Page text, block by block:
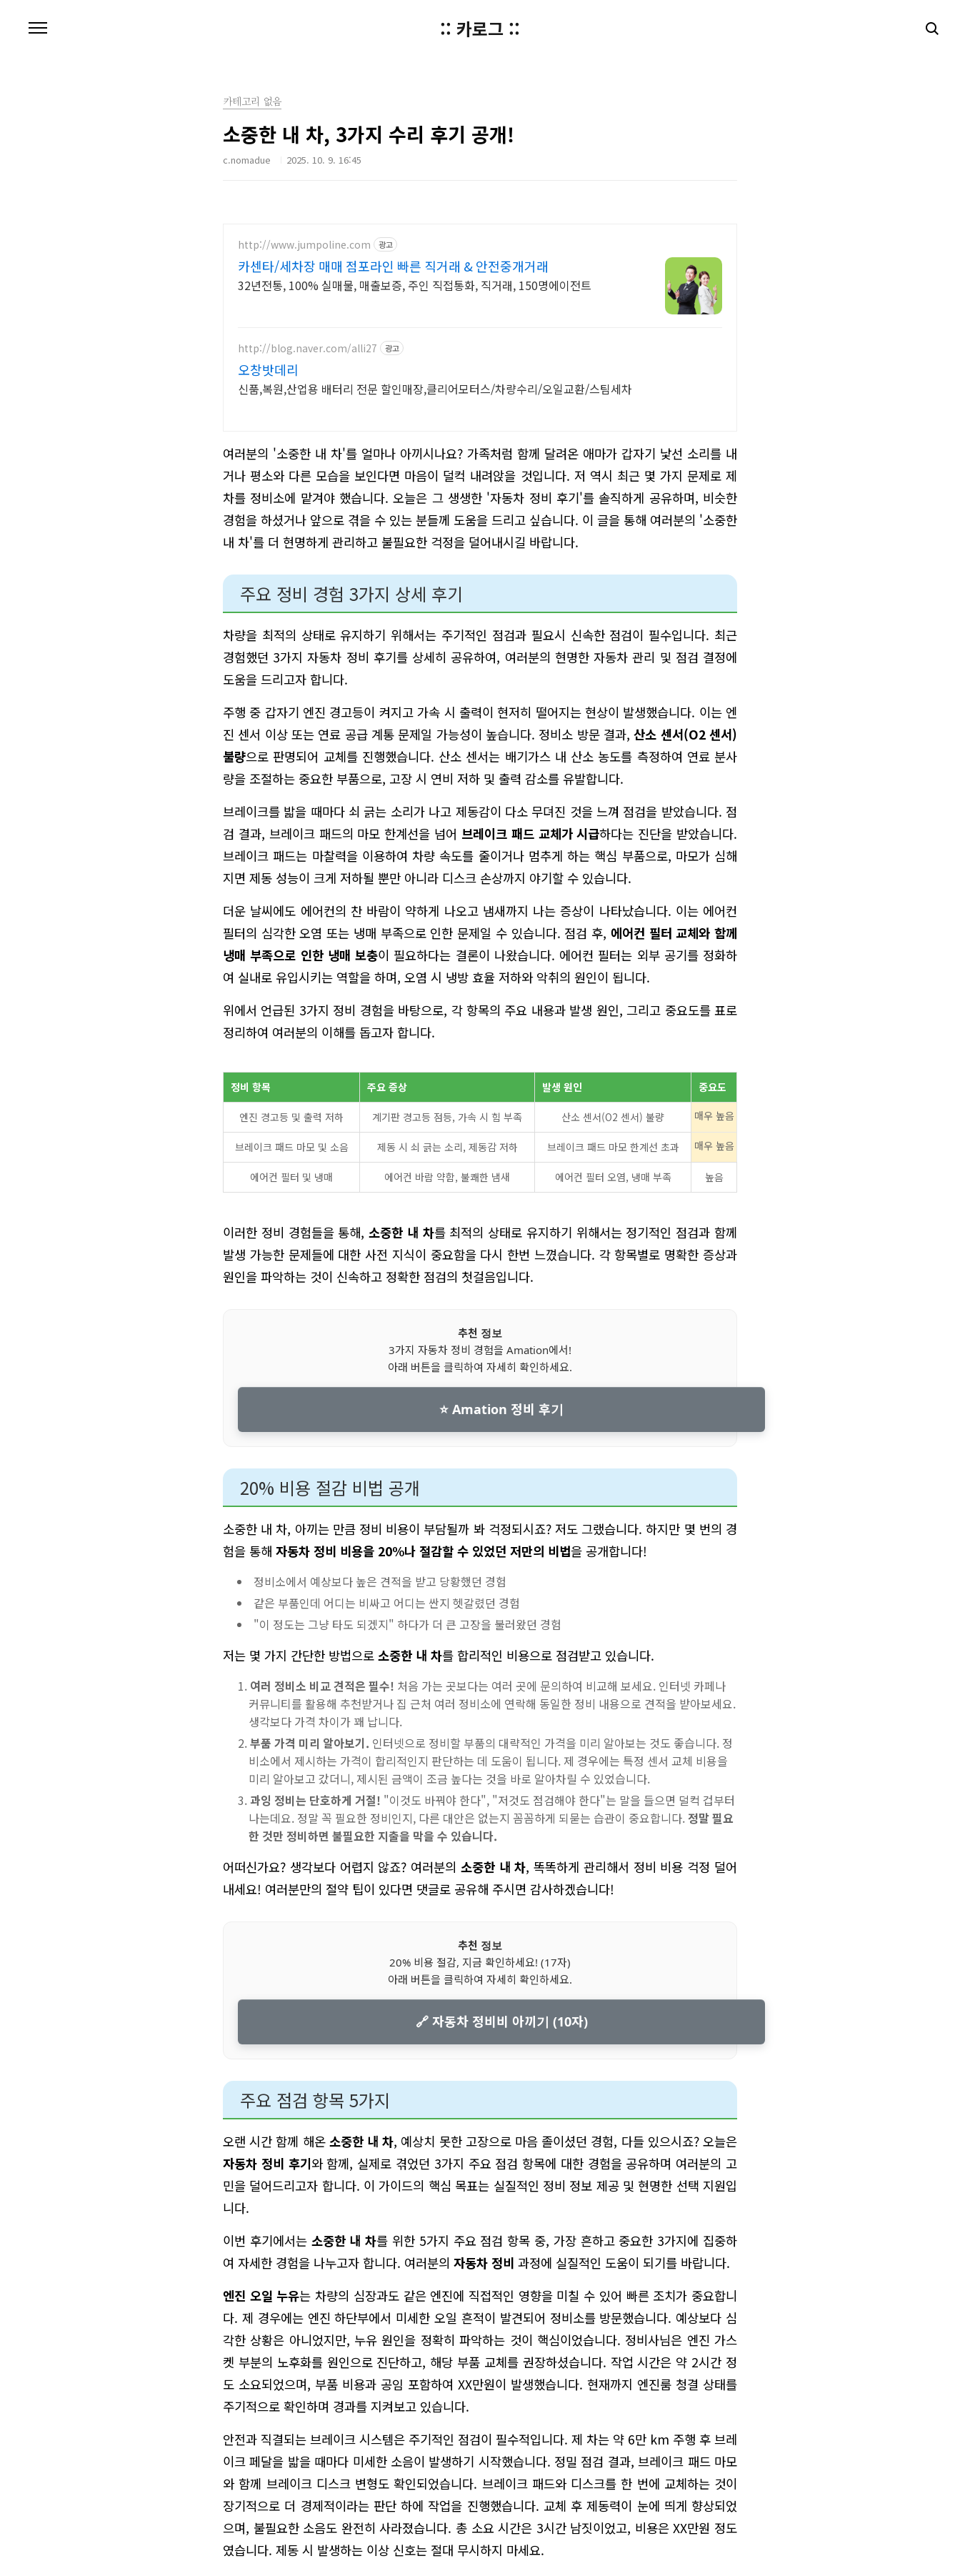
:: 카로그 ::
카테고리 없음
소중한 내 차, 3가지 수리 후기 공개!
c.nomadue 2025. 10. 9. 16:45
http://www.jumpoline.com 광고
카센타/세차장 매매 점포라인 빠른 직거래 & 안전중개거래
32년전통, 100% 실매물, 매출보증, 주인 직접통화, 직거래, 150명에이전트
http://blog.naver.com/alli27 광고
오창밧데리
신품,복원,산업용 배터리 전문 할인매장,클리어모터스/차량수리/오일교환/스팀세차
여러분의 '소중한 내 차'를 얼마나 아끼시나요? 가족처럼 함께 달려온 애마가 갑자기 낯선 소리를 내
거나 평소와 다른 모습을 보인다면 마음이 덜컥 내려앉을 것입니다. 저 역시 최근 몇 가지 문제로 제
차를 정비소에 맡겨야 했습니다. 오늘은 그 생생한 '자동차 정비 후기'를 솔직하게 공유하며, 비슷한
경험을 하셨거나 앞으로 겪을 수 있는 분들께 도움을 드리고 싶습니다. 이 글을 통해 여러분의 '소중한
내 차'를 더 현명하게 관리하고 불필요한 걱정을 덜어내시길 바랍니다.
주요 정비 경험 3가지 상세 후기
차량을 최적의 상태로 유지하기 위해서는 주기적인 점검과 필요시 신속한 점검이 필수입니다. 최근
경험했던 3가지 자동차 정비 후기를 상세히 공유하여, 여러분의 현명한 자동차 관리 및 점검 결정에
도움을 드리고자 합니다.
주행 중 갑자기 엔진 경고등이 켜지고 가속 시 출력이 현저히 떨어지는 현상이 발생했습니다. 이는 엔
진 센서 이상 또는 연료 공급 계통 문제일 가능성이 높습니다. 정비소 방문 결과,산소 센서(O2 센서)
불량으로 판명되어 교체를 진행했습니다. 산소 센서는 배기가스 내 산소 농도를 측정하여 연료 분사
량을 조절하는 중요한 부품으로, 고장 시 연비 저하 및 출력 감소를 유발합니다.
브레이크를 밟을 때마다 쇠 긁는 소리가 나고 제동감이 다소 무뎌진 것을 느껴 점검을 받았습니다. 점
검 결과, 브레이크 패드의 마모 한계선을 넘어 브레이크 패드 교체가 시급하다는 진단을 받았습니다.
브레이크 패드는 마찰력을 이용하여 차량 속도를 줄이거나 멈추게 하는 핵심 부품으로, 마모가 심해
지면 제동 성능이 크게 저하될 뿐만 아니라 디스크 손상까지 야기할 수 있습니다.
더운 날씨에도 에어컨의 찬 바람이 약하게 나오고 냄새까지 나는 증상이 나타났습니다. 이는 에어컨
필터의 심각한 오염 또는 냉매 부족으로 인한 문제일 수 있습니다. 점검 후, 에어컨 필터 교체와 함께
냉매 부족으로 인한 냉매 보충이 필요하다는 결론이 나왔습니다. 에어컨 필터는 외부 공기를 정화하
여 실내로 유입시키는 역할을 하며, 오염 시 냉방 효율 저하와 악취의 원인이 됩니다.
위에서 언급된 3가지 정비 경험을 바탕으로, 각 항목의 주요 내용과 발생 원인, 그리고 중요도를 표로
정리하여 여러분의 이해를 돕고자 합니다.
정비 항목 주요 증상 발생 원인 중요도
엔진 경고등 및 출력 저하 계기판 경고등 점등, 가속 시 힘 부족 산소 센서(O2 센서) 불량 매우 높음
브레이크 패드 마모 및 소음 제동 시 쇠 긁는 소리, 제동감 저하 브레이크 패드 마모 한계선 초과 매우 높음
에어컨 필터 및 냉매 에어컨 바람 약함, 불쾌한 냄새 에어컨 필터 오염, 냉매 부족 높음
이러한 정비 경험들을 통해,소중한 내 차를 최적의 상태로 유지하기 위해서는 정기적인 점검과 함께
발생 가능한 문제들에 대한 사전 지식이 중요함을 다시 한번 느꼈습니다. 각 항목별로 명확한 증상과
원인을 파악하는 것이 신속하고 정확한 점검의 첫걸음입니다.
추천 정보
3가지 자동차 정비 경험을 Amation에서!
아래 버튼을 클릭하여 자세히 확인하세요.
⭐ Amation 정비 후기
20% 비용 절감 비법 공개
소중한 내 차, 아끼는 만큼 정비 비용이 부담될까 봐 걱정되시죠? 저도 그랬습니다. 하지만 몇 번의 경
험을 통해 자동차 정비 비용을 20%나 절감할 수 있었던 저만의 비법을 공개합니다!
정비소에서 예상보다 높은 견적을 받고 당황했던 경험
같은 부품인데 어디는 비싸고 어디는 싼지 헷갈렸던 경험
"이 정도는 그냥 타도 되겠지" 하다가 더 큰 고장을 불러왔던 경험
저는 몇 가지 간단한 방법으로 소중한 내 차를 합리적인 비용으로 점검받고 있습니다.
여러 정비소 비교 견적은 필수! 처음 가는 곳보다는 여러 곳에 문의하여 비교해 보세요. 인터넷 카페나
커뮤니티를 활용해 추천받거나 집 근처 여러 정비소에 연락해 동일한 정비 내용으로 견적을 받아보세요.
생각보다 가격 차이가 꽤 납니다.
부품 가격 미리 알아보기. 인터넷으로 정비할 부품의 대략적인 가격을 미리 알아보는 것도 좋습니다. 정
비소에서 제시하는 가격이 합리적인지 판단하는 데 도움이 됩니다. 제 경우에는 특정 센서 교체 비용을
미리 알아보고 갔더니, 제시된 금액이 조금 높다는 것을 바로 알아차릴 수 있었습니다.
과잉 정비는 단호하게 거절! "이것도 바꿔야 한다", "저것도 점검해야 한다"는 말을 들으면 덜컥 겁부터
나는데요. 정말 꼭 필요한 정비인지, 다른 대안은 없는지 꼼꼼하게 되묻는 습관이 중요합니다. 정말 필요
한 것만 정비하면 불필요한 지출을 막을 수 있습니다.
어떠신가요? 생각보다 어렵지 않죠? 여러분의 소중한 내 차, 똑똑하게 관리해서 정비 비용 걱정 덜어
내세요! 여러분만의 절약 팁이 있다면 댓글로 공유해 주시면 감사하겠습니다!
추천 정보
20% 비용 절감, 지금 확인하세요! (17자)
아래 버튼을 클릭하여 자세히 확인하세요.
🔗 자동차 정비비 아끼기 (10자)
주요 점검 항목 5가지
오랜 시간 함께 해온 소중한 내 차, 예상치 못한 고장으로 마음 졸이셨던 경험, 다들 있으시죠? 오늘은
자동차 정비 후기와 함께, 실제로 겪었던 3가지 주요 점검 항목에 대한 경험을 공유하며 여러분의 고
민을 덜어드리고자 합니다. 이 가이드의 핵심 목표는 실질적인 정비 정보 제공 및 현명한 선택 지원입
니다.
이번 후기에서는 소중한 내 차를 위한 5가지 주요 점검 항목 중, 가장 흔하고 중요한 3가지에 집중하
여 자세한 경험을 나누고자 합니다. 여러분의 자동차 정비 과정에 실질적인 도움이 되기를 바랍니다.
엔진 오일 누유는 차량의 심장과도 같은 엔진에 직접적인 영향을 미칠 수 있어 빠른 조치가 중요합니
다. 제 경우에는 엔진 하단부에서 미세한 오일 흔적이 발견되어 정비소를 방문했습니다. 예상보다 심
각한 상황은 아니었지만, 누유 원인을 정확히 파악하는 것이 핵심이었습니다. 정비사님은 엔진 가스
켓 부분의 노후화를 원인으로 진단하고, 해당 부품 교체를 권장하셨습니다. 작업 시간은 약 2시간 정
도 소요되었으며, 부품 비용과 공임 포함하여 XX만원이 발생했습니다. 현재까지 엔진룸 청결 상태를
주기적으로 확인하며 경과를 지켜보고 있습니다.
안전과 직결되는 브레이크 시스템은 주기적인 점검이 필수적입니다. 제 차는 약 6만 km 주행 후 브레
이크 페달을 밟을 때마다 미세한 소음이 발생하기 시작했습니다. 정밀 점검 결과, 브레이크 패드 마모
와 함께 브레이크 디스크 변형도 확인되었습니다. 브레이크 패드와 디스크를 한 번에 교체하는 것이
장기적으로 더 경제적이라는 판단 하에 작업을 진행했습니다. 교체 후 제동력이 눈에 띄게 향상되었
으며, 불필요한 소음도 완전히 사라졌습니다. 총 소요 시간은 3시간 남짓이었고, 비용은 XX만원 정도
였습니다. 제동 시 발생하는 이상 신호는 절대 무시하지 마세요.